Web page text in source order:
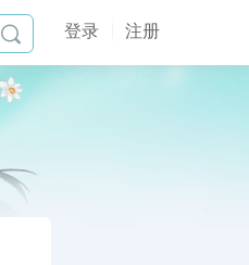
登录 注册
